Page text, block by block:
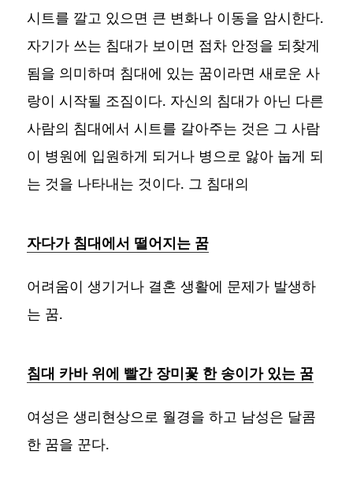
시트를 깔고 있으면 큰 변화나 이동을 암시한다.
자기가 쓰는 침대가 보이면 점차 안정을 되찾게
됨을 의미하며 침대에 있는 꿈이라면 새로운 사
랑이 시작될 조짐이다. 자신의 침대가 아닌 다른
사람의 침대에서 시트를 갈아주는 것은 그 사람
이 병원에 입원하게 되거나 병으로 앓아 눕게 되
는 것을 나타내는 것이다. 그 침대의
자다가 침대에서 떨어지는 꿈
어려움이 생기거나 결혼 생활에 문제가 발생하
는 꿈.
침대 카바 위에 빨간 장미꽃 한 송이가 있는 꿈
여성은 생리현상으로 월경을 하고 남성은 달콤
한 꿈을 꾼다.